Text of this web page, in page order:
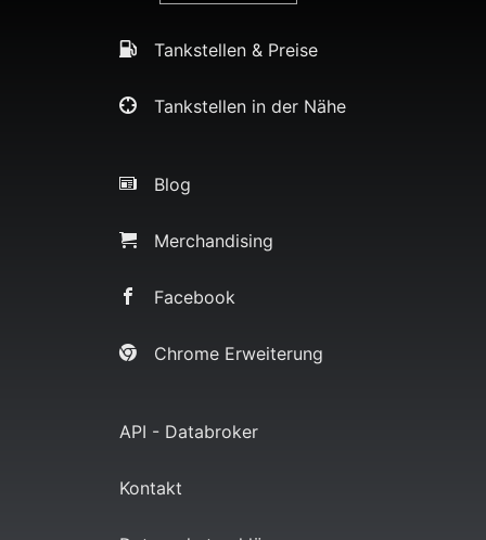
Tankstellen & Preise
Tankstellen in der Nähe
Blog
Merchandising
Facebook
Chrome Erweiterung
API - Databroker
Kontakt